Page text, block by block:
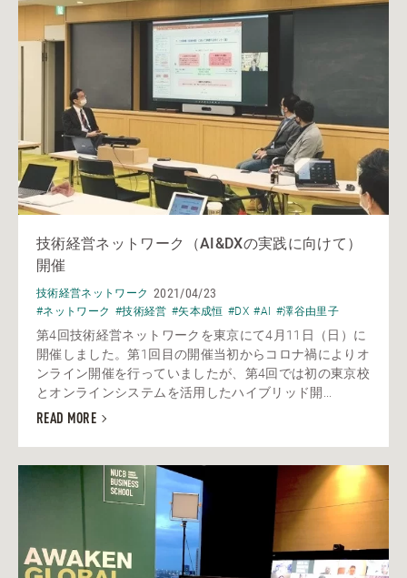
技術経営ネットワーク（AI&DXの実践に向けて）
開催
技術経営ネットワーク 2021/04/23
#ネットワーク #技術経営 #矢本成恒 #DX #AI #澤谷由里子
第4回技術経営ネットワークを東京にて4月11日（日）に
開催しました。第1回目の開催当初からコロナ禍によりオ
ンライン開催を行っていましたが、第4回では初の東京校
とオンラインシステムを活用したハイブリッド開...
READ MORE